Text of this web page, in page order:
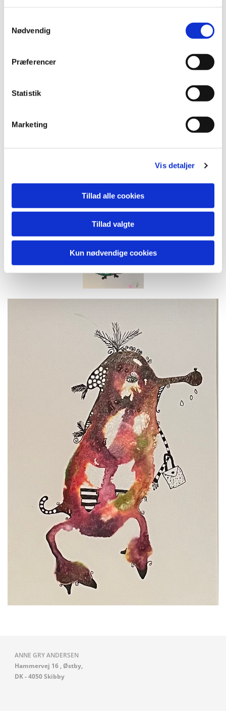
Nødvendig
Præferencer
Statistik
Marketing
Vis detaljer
Tillad alle cookies
Tillad valgte
Kun nødvendige cookies
Unika akryl figur på 425g/m2 akvarelpapir.A4 format. Indrammet 750 kr.
ANNE GRY ANDERSEN
Hammervej 16 , Østby,
DK - 4050 Skibby